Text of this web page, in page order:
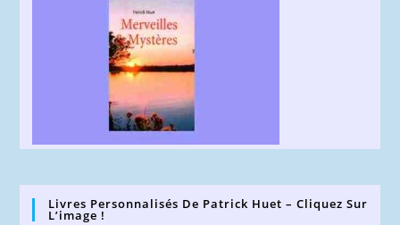
Livres Personnalisés De Patrick Huet – Cliquez Sur
L’image !